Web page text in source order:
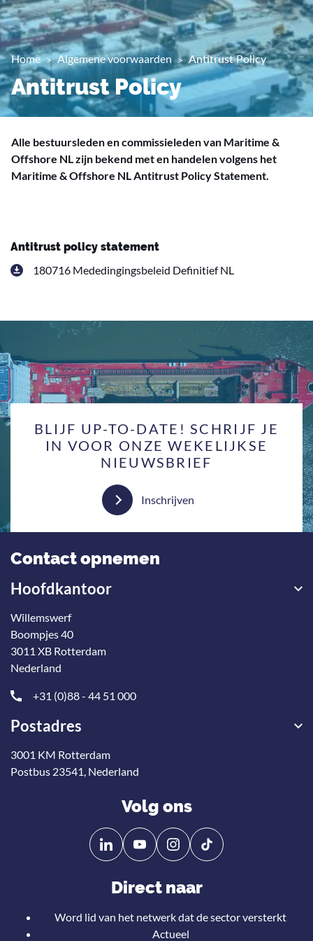
Home Algemene voorwaarden Antitrust Policy
Antitrust Policy
Alle bestuursleden en commissieleden van Maritime &
Offshore NL zijn bekend met en handelen volgens het
Maritime & Offshore NL Antitrust Policy Statement.
Antitrust policy statement
180716 Mededingingsbeleid Definitief NL
BLIJF UP-TO-DATE! SCHRIJF JE
IN VOOR ONZE WEKELIJKSE
NIEUWSBRIEF
Inschrijven
Contact opnemen
Hoofdkantoor
Willemswerf
Boompjes 40
3011 XB Rotterdam
Nederland
+31 (0)88 - 44 51 000
Postadres
3001 KM Rotterdam
Postbus 23541, Nederland
Volg ons
Volg
ons
Linkedin
Volg
ons
YouTube
Direct naar
Word lid van het netwerk dat de sector versterkt
Actueel